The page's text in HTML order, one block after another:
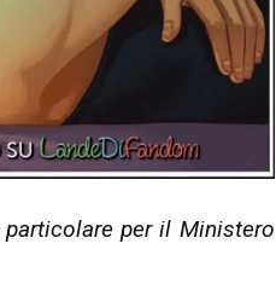
particolare per il Ministero